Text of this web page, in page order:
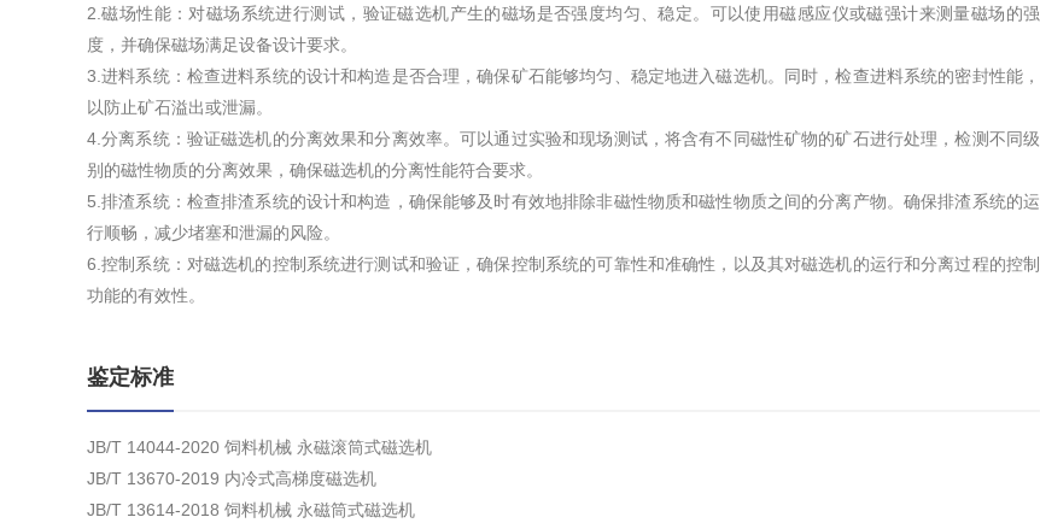
2.磁场性能：对磁场系统进行测试，验证磁选机产生的磁场是否强度均匀、稳定。可以使用磁感应仪或磁强计来测量磁场的强
度，并确保磁场满足设备设计要求。
3.进料系统：检查进料系统的设计和构造是否合理，确保矿石能够均匀、稳定地进入磁选机。同时，检查进料系统的密封性能，
以防止矿石溢出或泄漏。
4.分离系统：验证磁选机的分离效果和分离效率。可以通过实验和现场测试，将含有不同磁性矿物的矿石进行处理，检测不同级
别的磁性物质的分离效果，确保磁选机的分离性能符合要求。
5.排渣系统：检查排渣系统的设计和构造，确保能够及时有效地排除非磁性物质和磁性物质之间的分离产物。确保排渣系统的运
行顺畅，减少堵塞和泄漏的风险。
6.控制系统：对磁选机的控制系统进行测试和验证，确保控制系统的可靠性和准确性，以及其对磁选机的运行和分离过程的控制
功能的有效性。
鉴定标准
JB/T 14044-2020 饲料机械 永磁滚筒式磁选机
JB/T 13670-2019 内冷式高梯度磁选机
JB/T 13614-2018 饲料机械 永磁筒式磁选机